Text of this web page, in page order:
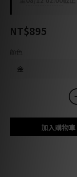
NT$895
顏色
加入購物車